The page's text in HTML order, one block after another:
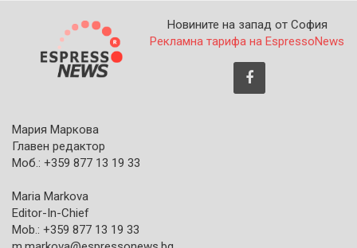
Новините на запад от София
Рекламна тарифа на EspressoNews
Мария Маркова
Главен редактор
Моб.: +359 877 13 19 33
Maria Markova
Editor-In-Chief
Mob.: +359 877 13 19 33